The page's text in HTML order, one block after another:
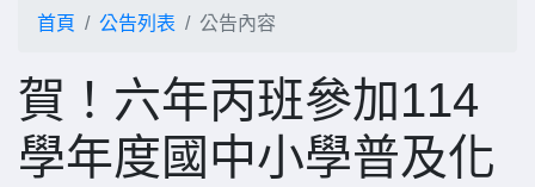
首頁 公告列表 公告內容
賀！六年丙班參加114
學年度國中小學普及化